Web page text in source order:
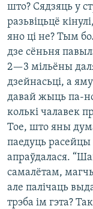
што? Сядзяць у
разьвіцьцё
яно ці не? Тым
дзе сёньня
2—3 мільёны
дзейнасьці, а
давай жыць па-
колькі чалавек
Тое, што яны
паедуць расейцы
апраўдалася.
самалётам,
але палічаць
трэба ім гэта?